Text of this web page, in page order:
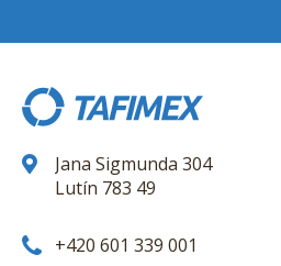
Jana Sigmunda 304
Lutín 783 49
+420 601 339 001